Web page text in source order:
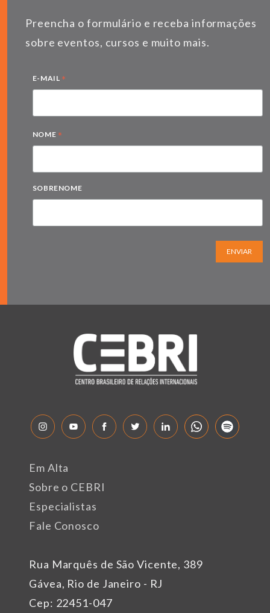
Preencha o formulário e receba informações
sobre eventos, cursos e muito mais.
E-MAIL *
NOME *
SOBRENOME
ENVIAR
Rua Marquês de São Vicente, 389
Gávea, Rio de Janeiro - RJ
Cep: 22451-047
Em Alta
Sobre o CEBRI
Especialistas
Fale Conosco